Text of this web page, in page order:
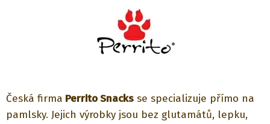
Česká firma Perrito Snacks se specializuje přímo na
pamlsky. Jejich výrobky jsou bez glutamátů, lepku,